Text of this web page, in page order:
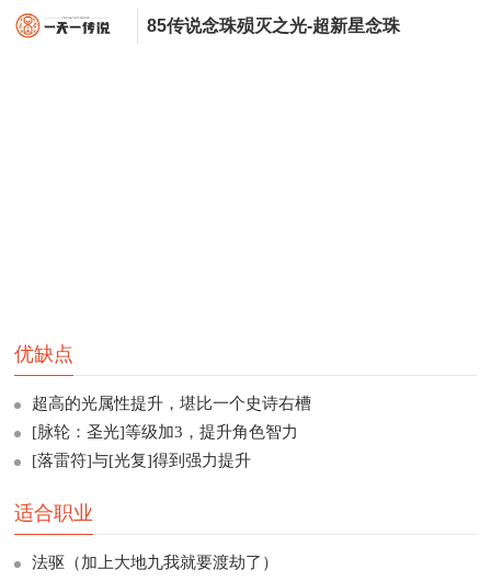
85传说念珠殒灭之光-超新星念珠
优缺点
超高的光属性提升，堪比一个史诗右槽
[脉轮：圣光]等级加3，提升角色智力
[落雷符]与[光复]得到强力提升
适合职业
法驱（加上大地九我就要渡劫了）